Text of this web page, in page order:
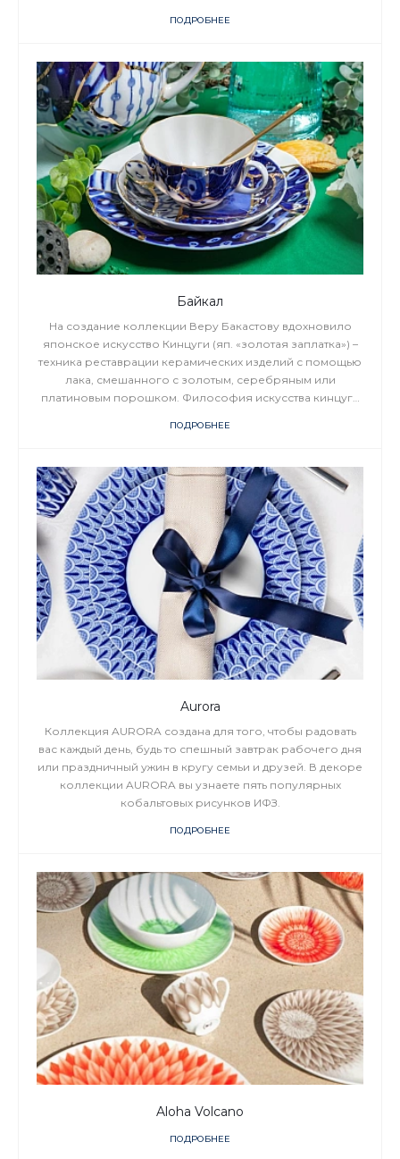
ПОДРОБНЕЕ
Байкал
На создание коллекции Веру Бакастову вдохновило
японское искусство Кинцуги (яп. «золотая заплатка») –
техника реставрации керамических изделий с помощью
лака, смешанного с золотым, серебряным или
платиновым порошком. Философия искусства кинцуги
важная часть истории объекта. Реставрационные швы не
неповторимый опыт, напоминая о превратностях
судьбы как в прошлом, так и в будущем.
ПОДРОБНЕЕ
Aurora
Коллекция AURORA создана для того, чтобы радовать
вас каждый день, будь то спешный завтрак рабочего дня
или праздничный ужин в кругу семьи и друзей. В декоре
коллекции AURORA вы узнаете пять популярных
кобальтовых рисунков ИФЗ.
ПОДРОБНЕЕ
Aloha Volcano
ПОДРОБНЕЕ